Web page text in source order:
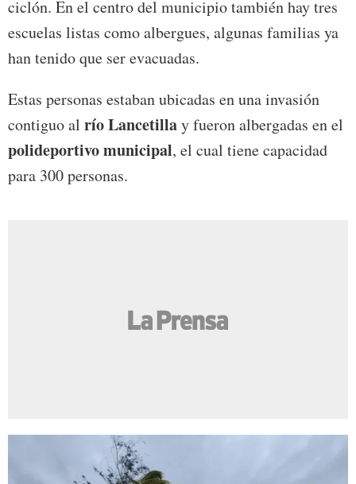
ciclón. En el centro del municipio también hay tres
escuelas listas como albergues, algunas familias ya
han tenido que ser evacuadas.
Estas personas estaban ubicadas en una invasión
contiguo al río Lancetillay fueron albergadas en el
polideportivomunicipal, el cual tiene capacidad
para 300 personas.